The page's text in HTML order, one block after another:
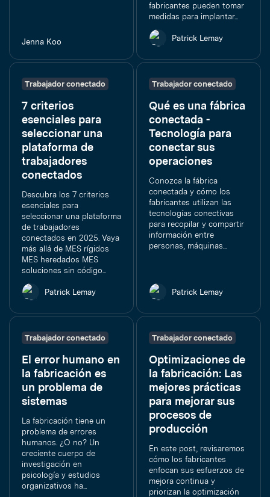
Jenna Koo
fabricantes pueden tomar
medidas para implantar...
Patrick Lemay
Trabajador conectado
7 criterios
esenciales para
seleccionar una
plataforma de
trabajadores
conectados
Descubra los 7 criterios
esenciales para
seleccionar una plataforma
de trabajadores
conectados en 2025. Vaya
más allá de MES rígidos
MES heredados MES
soluciones sin código...
Patrick Lemay
Trabajador conectado
Qué es una fábrica
conectada -
Tecnología para
conectar sus
operaciones
Conozca la fábrica
conectada y cómo los
fabricantes utilizan las
tecnologías conectivas
para recopilar y compartir
información entre
personas, máquinas...
Patrick Lemay
Trabajador conectado
El error humano en
la fabricación es
un problema de
sistemas
La fabricación tiene un
problema de errores
humanos. ¿O no? Un
creciente cuerpo de
investigación en
psicología y estudios
organizativos ha...
Trabajador conectado
Optimizaciones de
la fabricación: Las
mejores prácticas
para mejorar sus
procesos de
producción
En este post, revisaremos
cómo los fabricantes
enfocan sus esfuerzos de
mejora continua y
priorizan la optimización